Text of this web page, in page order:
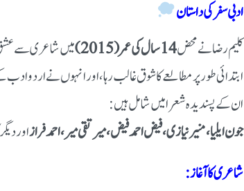
ادبی سفر کی داستان
کلیم رضا نے محض14 سال کی عمر (2015)
میں شاعری سے
ابتدائی طور پر مطالعے کا شوق غالب رہا، اور انہوں نے اردو
ان کے پسندیدہ شعرا میں شامل ہیں:
جون ایلیا، منیر نیازی، فیض احمد فیض، میر تقی میر، احمد فرازاور
شاعری کا آغاز: